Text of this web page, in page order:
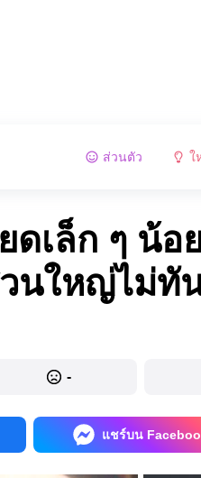
ส่วนตัว ใ
ดเล็ก ๆ น้
นใหญ่ไม่ทั
-
แชร์บน